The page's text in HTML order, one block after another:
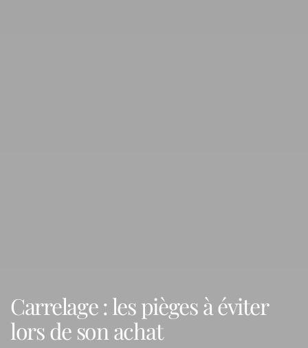
Carrelage : les pièges à éviter
lors de son achat